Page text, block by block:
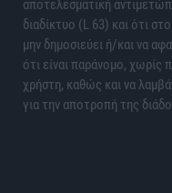
αποτελεσματική
διαδίκτυο (L 63) και ότι
μην δημοσιεύει ή/και να
ότι είναι παράνομο,
χρήστη, καθώς και να
για την αποτροπή της